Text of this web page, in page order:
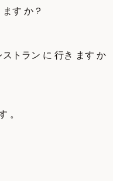
す か ?
トラン に 行き ます か
。